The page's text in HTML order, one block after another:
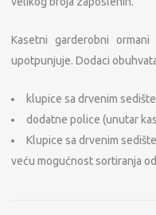
Kasetni garderobni
upotpunjuje. Dodaci
klupice sa drvenim
dodatne police (unutar
Klupice sa drvenim
veću mogućnost sortiranja